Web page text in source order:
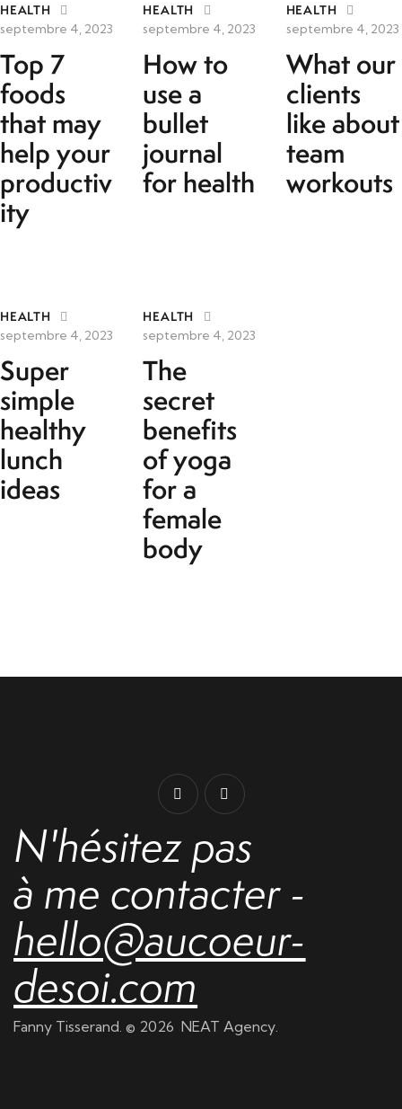
HEALTH
septembre 4, 2023
Top 7
foods
that may
help your
productiv
ity
HEALTH
septembre 4, 2023
How to
use a
bullet
journal
for health
HEALTH
septembre 4, 2023
What our
clients
like about
team
workouts
HEALTH
septembre 4, 2023
Super
simple
healthy
lunch
ideas
HEALTH
septembre 4, 2023
The
secret
benefits
of yoga
for a
female
body
N'hésitez pas
à me contacter -
hello@aucoeur-
desoi.com
Fanny Tisserand. © 2026 NEAT Agency